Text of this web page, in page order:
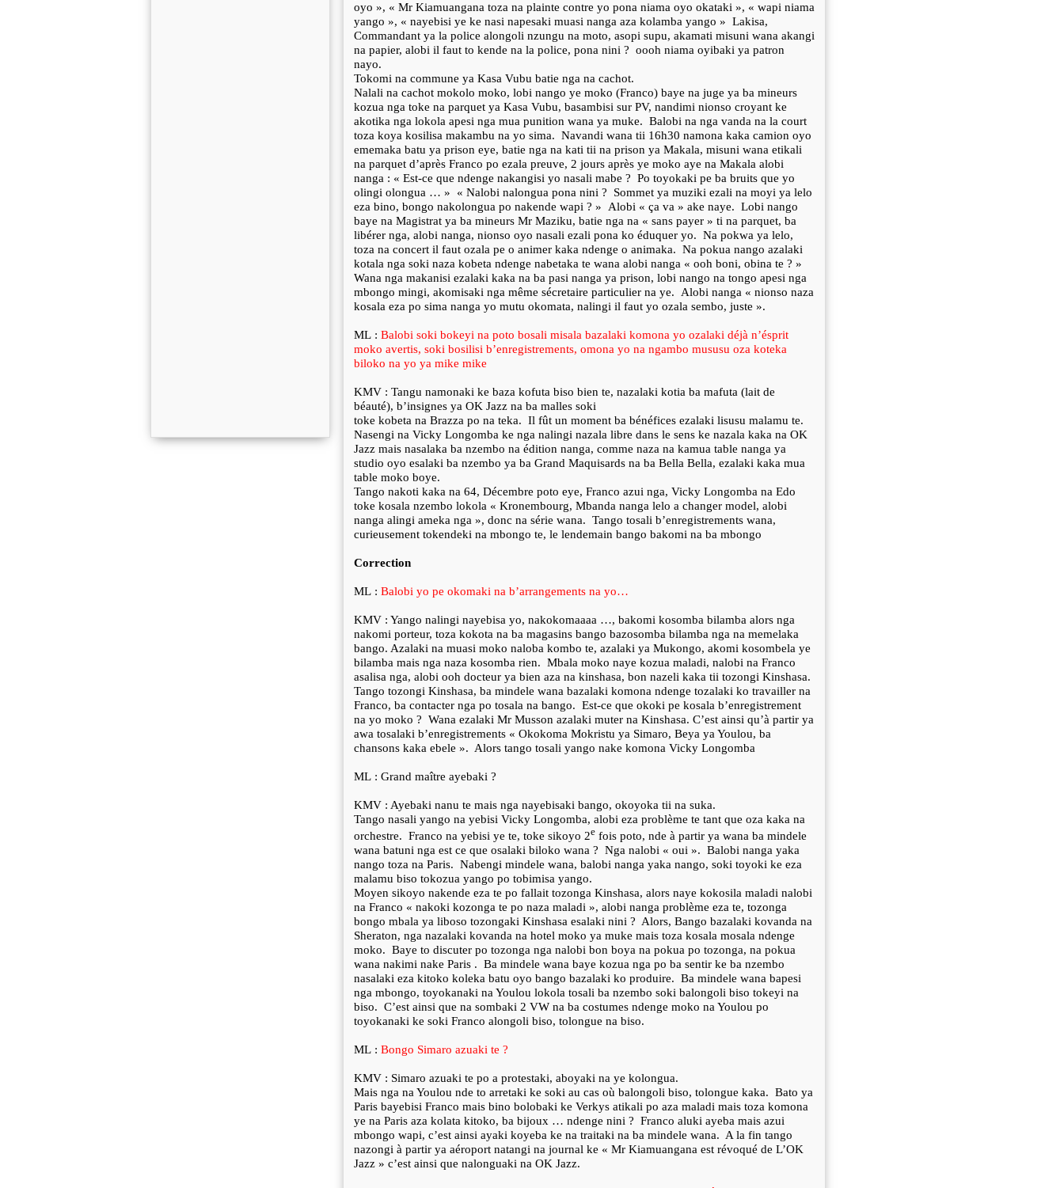
oyo », « Mr Kiamuangana toza na plainte contre yo pona niama oyo okataki », « wapi niama
yango », « nayebisi ye ke nasi napesaki muasi nanga aza kolamba yango » Lakisa,
Commandant ya la police alongoli nzungu na moto, asopi supu, akamati misuni wana akangi
na papier, alobi il faut to kende na la police, pona nini ? oooh niama oyibaki ya patron
nayo.
Tokomi na commune ya Kasa Vubu batie nga na cachot.
Nalali na cachot mokolo moko, lobi nango ye moko (Franco) baye na juge ya ba mineurs
kozua nga toke na parquet ya Kasa Vubu, basambisi sur PV, nandimi nionso croyant ke
akotika nga lokola apesi nga mua punition wana ya muke. Balobi na nga vanda na la court
toza koya kosilisa makambu na yo sima. Navandi wana tii 16h30 namona kaka camion oyo
ememaka batu ya prison eye, batie nga na kati tii na prison ya Makala, misuni wana etikali
na parquet d’après Franco po ezala preuve, 2 jours après ye moko aye na Makala alobi
nanga : « Est-ce que ndenge nakangisi yo nasali mabe ? Po toyokaki pe ba bruits que yo
olingi olongua … »
« Nalobi nalongua pona nini ?
Sommet ya muziki ezali na moyi ya lelo
eza bino, bongo nakolongua po nakende wapi ? »
Alobi « ça va » ake naye. Lobi nango
baye na Magistrat ya ba mineurs Mr Maziku, batie nga na « sans payer » ti na parquet, ba
libérer nga, alobi nanga, nionso oyo nasali ezali pona ko éduquer yo. Na pokwa ya lelo,
toza na concert il faut ozala pe o animer kaka ndenge o animaka. Na pokua nango azalaki
kotala nga soki naza kobeta ndenge nabetaka te wana alobi nanga « ooh boni, obina te ? »
Wana nga makanisi ezalaki kaka na ba pasi nanga ya prison, lobi nango na tongo apesi nga
mbongo mingi, akomisaki nga même sécretaire particulier na ye.
Alobi nanga « nionso naza
kosala eza po sima nanga yo mutu okomata, nalingi il faut yo ozala sembo, juste ».
ML : Balobi soki bokeyi na poto bosali misala bazalaki komona yo ozalaki déjà n’ésprit
moko avertis, soki bosilisi b’enregistrements, omona yo na ngambo mususu oza koteka
biloko na yo ya mike mike
KMV : Tangu namonaki ke baza kofuta biso bien te, nazalaki kotia ba mafuta (lait de
béauté), b’insignes ya OK Jazz na ba malles soki
toke kobeta na Brazza po na teka. Il fût un moment ba bénéfices ezalaki lisusu malamu te.
Nasengi na Vicky Longomba ke nga nalingi nazala libre dans le sens ke nazala kaka na OK
Jazz mais nasalaka ba nzembo na édition nanga, comme naza na kamua table nanga ya
studio oyo esalaki ba nzembo ya ba Grand Maquisards na ba Bella Bella, ezalaki kaka mua
table moko boye.
Tango nakoti kaka na 64, Décembre poto eye, Franco azui nga, Vicky Longomba na Edo
toke kosala nzembo lokola « Kronembourg, Mbanda nanga lelo a changer model, alobi
nanga alingi ameka nga », donc na série wana. Tango tosali b’enregistrements wana,
curieusement tokendeki na mbongo te, le lendemain bango bakomi na ba mbongo
Correction
ML : Balobi yo pe okomaki na b’arrangements na yo…
KMV : Yango nalingi nayebisa yo, nakokomaaaa …, bakomi kosomba bilamba alors nga
nakomi porteur, toza kokota na ba magasins bango bazosomba bilamba nga na memelaka
bango. Azalaki na muasi moko naloba kombo te, azalaki ya Mukongo, akomi kosombela ye
bilamba mais nga naza kosomba rien. Mbala moko naye kozua maladi, nalobi na Franco
asalisa nga, alobi ooh docteur ya bien aza na kinshasa, bon nazeli kaka tii tozongi Kinshasa.
Tango tozongi Kinshasa, ba mindele wana bazalaki komona ndenge tozalaki ko travailler na
Franco, ba contacter nga po tosala na bango. Est-ce que okoki pe kosala b’enregistrement
na yo moko ? Wana ezalaki Mr Musson azalaki muter na Kinshasa. C’est ainsi qu’à partir ya
awa tosalaki b’enregistrements « Okokoma Mokristu ya Simaro, Beya ya Youlou, ba
chansons kaka ebele ». Alors tango tosali yango nake komona Vicky Longomba
ML : Grand maître ayebaki ?
KMV : Ayebaki nanu te mais nga nayebisaki bango, okoyoka tii na suka.
Tango nasali yango na yebisi Vicky Longomba, alobi eza problème te tant que oza kaka na
orchestre. Franco na yebisi ye te, toke sikoyo 2e fois poto, nde à partir ya wana ba mindele
wana batuni nga est ce que osalaki biloko wana ? Nga nalobi « oui ». Balobi nanga yaka
nango toza na Paris. Nabengi mindele wana, balobi nanga yaka nango, soki toyoki ke eza
malamu biso tokozua yango po tobimisa yango.
Moyen sikoyo nakende eza te po fallait tozonga Kinshasa, alors naye kokosila maladi nalobi
na Franco « nakoki kozonga te po naza maladi », alobi nanga problème eza te, tozonga
bongo mbala ya liboso tozongaki Kinshasa esalaki nini ? Alors, Bango bazalaki kovanda na
Sheraton, nga nazalaki kovanda na hotel moko ya muke mais toza kosala mosala ndenge
moko. Baye to discuter po tozonga nga nalobi bon boya na pokua po tozonga, na pokua
wana nakimi nake Paris . Ba mindele wana baye kozua nga po ba sentir ke ba nzembo
nasalaki eza kitoko koleka batu oyo bango bazalaki ko produire. Ba mindele wana bapesi
nga mbongo, toyokanaki na Youlou lokola tosali ba nzembo soki balongoli biso tokeyi na
biso. C’est ainsi que na sombaki 2 VW na ba costumes ndenge moko na Youlou po
toyokanaki ke soki Franco alongoli biso, tolongue na biso.
ML : Bongo Simaro azuaki te ?
KMV : Simaro azuaki te po a protestaki, aboyaki na ye kolongua.
Mais nga na Youlou nde to arretaki ke soki au cas où balongoli biso, tolongue kaka. Bato ya
Paris bayebisi Franco mais bino bolobaki ke Verkys atikali po aza maladi mais toza komona
ye na Paris aza kolata kitoko, ba bijoux … ndenge nini ? Franco aluki ayeba mais azui
mbongo wapi, c’est ainsi ayaki koyeba ke na traitaki na ba mindele wana. A la fin tango
nazongi à partir ya aéroport natangi na journal ke « Mr Kiamuangana est révoqué de L’OK
Jazz » c’est ainsi que nalonguaki na OK Jazz.